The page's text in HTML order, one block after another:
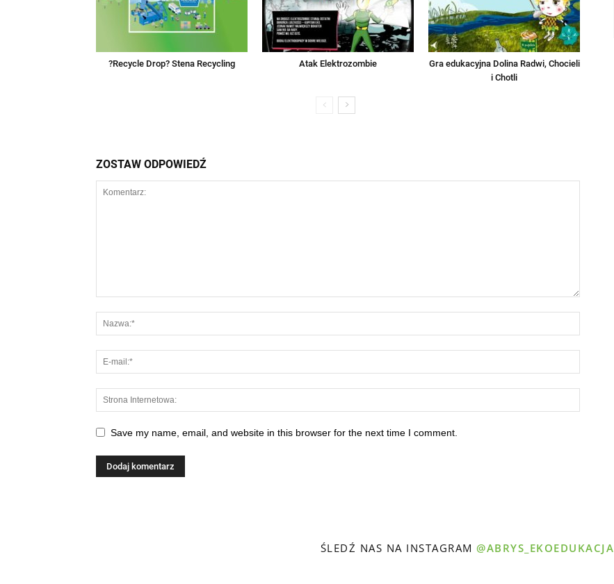
?Recycle Drop? Stena Recycling Atak Elektrozombie
Gra edukacyjna Dolina Radwi, Chocieli
i Chotli
ZOSTAW ODPOWIEDŹ
Save my name, email, and website in this browser for the next time I comment.
ŚLEDŹ NAS NA INSTAGRAM@ABRYS_EKOEDUKACJA